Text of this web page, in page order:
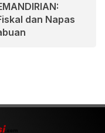
dan Napas